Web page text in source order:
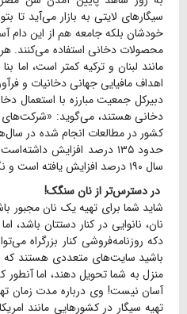
سیگار‌های لایتی به بازار می‌آید
محصولات دخانی استفاده می‌کنند.
مانند لبنان و ترکیه کمتر است،
اهداف مافیایی جهانی دخانیات و
دبیرکل جمعیت مبارزه با استعمال
دخانی هستند، می‌گوید: «شرکت‌های
سال ۱۹۰ درصد افزایش یافته است و نگران این قشر هستیم، چون مادران آینده هستند و سلامت آنها در خطر است.»
در دسترس‌تر از نان سنگک!
شاید شما برای تهیه یک نان مجبور
نان، نانوایی در کنار دستتان باشد،
دکه روزنامه‌فروشی کنار بزرگراه
باشید سایت‌های متعددی هستند که
منزل به شما تحویل دهند، اما
آسان نیست! وی درباره مدت زمان